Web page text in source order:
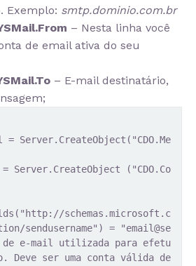
Exemplo: smtp.dominio.com.br
– Nesta linha você
de email ativa do seu
– E-mail destinatário,
= Server.CreateObject("CDO.Me
= Server.CreateObject ("CDO.Co
schemas.microsoft.c
sendusername") = "email@se
de e-mail utilizada para efetu
Deve ser uma conta válida de